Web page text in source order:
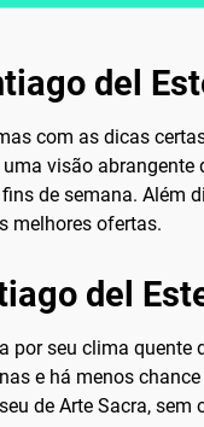
del
com as dicas
uma visão
de semana. Além
melhores ofertas.
del
seu clima
e há menos
de Arte Sacra,